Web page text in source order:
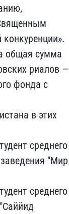
общая сумма
риалов —
фонда с
в этих
среднего
"Мир
среднего